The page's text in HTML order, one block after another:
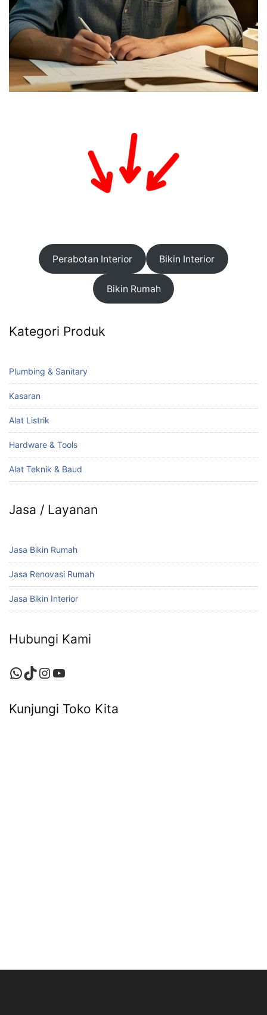
Perabotan Interior Bikin Interior
Bikin Rumah
Kategori Produk
Plumbing & Sanitary
Kasaran
Alat Listrik
Hardware & Tools
Alat Teknik & Baud
Jasa / Layanan
Jasa Bikin Rumah
Jasa Renovasi Rumah
Jasa Bikin Interior
Hubungi Kami
WhatsApp
TikTok
Instagram
YouTube
Kunjungi Toko Kita